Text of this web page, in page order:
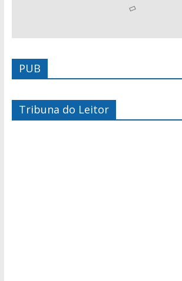
PUB
Tribuna do Leitor